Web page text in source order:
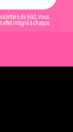
de mk2. Vous
effet intégré à chaque